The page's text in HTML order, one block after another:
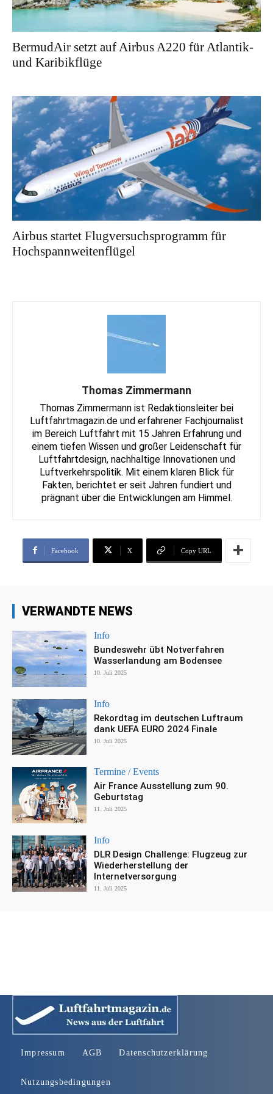
BermudAir setzt auf Airbus A220 für Atlantik-
und Karibikflüge
Airbus startet Flugversuchsprogramm für
Hochspannweitenflügel
Thomas Zimmermann
Thomas Zimmermann ist Redaktionsleiter bei
Luftfahrtmagazin.de und erfahrener Fachjournalist
im Bereich Luftfahrt mit 15 Jahren Erfahrung und
einem tiefen Wissen und großer Leidenschaft für
Luftfahrtdesign, nachhaltige Innovationen und
Luftverkehrspolitik. Mit einem klaren Blick für
Fakten, berichtet er seit Jahren fundiert und
prägnant über die Entwicklungen am Himmel.
Facebook X Copy URL
VERWANDTE NEWS
Info
Bundeswehr übt Notverfahren
Wasserlandung am Bodensee
10. Juli 2025
Info
Rekordtag im deutschen Luftraum
dank UEFA EURO 2024 Finale
10. Juli 2025
Termine / Events
Air France Ausstellung zum 90.
Geburtstag
11. Juli 2025
Info
DLR Design Challenge: Flugzeug zur
Wiederherstellung der
Internetversorgung
11. Juli 2025
Impressum AGB Datenschutzerklärung
Nutzungsbedingungen